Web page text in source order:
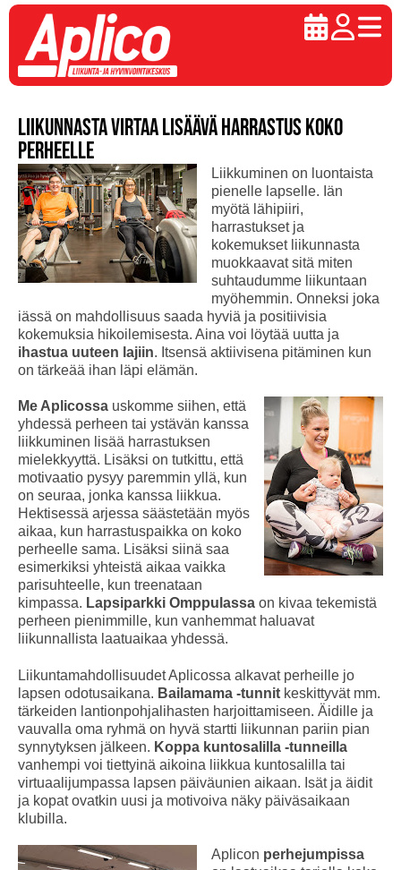
Liikunnasta virtaa lisäävä harrastus koko
perheelle
Liikkuminen on luontaista
pienelle lapselle. Iän
myötä lähipiiri,
harrastukset ja
kokemukset liikunnasta
muokkaavat sitä miten
suhtaudumme liikuntaan
myöhemmin. Onneksi joka
iässä on mahdollisuus saada hyviä ja positiivisia
kokemuksia hikoilemisesta. Aina voi löytää uutta ja
ihastua uuteen lajiin. Itsensä aktiivisena pitäminen kun
on tärkeää ihan läpi elämän.
Me Aplicossa uskomme siihen, että
yhdessä perheen tai ystävän kanssa
liikkuminen lisää harrastuksen
mielekkyyttä. Lisäksi on tutkittu, että
motivaatio pysyy paremmin yllä, kun
on seuraa, jonka kanssa liikkua.
Hektisessä arjessa säästetään myös
aikaa, kun harrastuspaikka on koko
perheelle sama. Lisäksi siinä saa
esimerkiksi yhteistä aikaa vaikka
parisuhteelle, kun treenataan
kimpassa. Lapsiparkki Omppulassa on kivaa tekemistä
perheen pienimmille, kun vanhemmat haluavat
liikunnallista laatuaikaa yhdessä.
Liikuntamahdollisuudet Aplicossa alkavat perheille jo
lapsen odotusaikana. Bailamama -tunnit keskittyvät mm.
tärkeiden lantionpohjalihasten harjoittamiseen. Äidille ja
vauvalla oma ryhmä on hyvä startti liikunnan pariin pian
synnytyksen jälkeen. Koppa kuntosalilla -tunneilla
vanhempi voi tiettyinä aikoina liikkua kuntosalilla tai
virtuaalijumpassa lapsen päiväunien aikaan. Isät ja äidit
ja kopat ovatkin uusi ja motivoiva näky päiväsaikaan
klubilla.
Aplicon perhejumpissa